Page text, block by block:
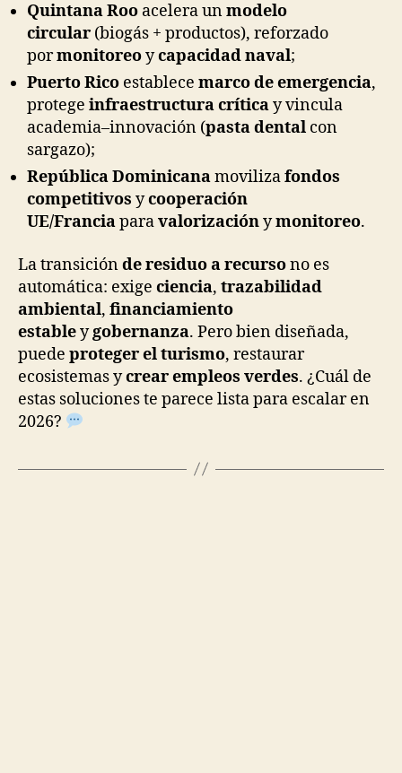
Quintana Roo acelera unmodelo
circular (biogás + productos), reforzado
pormonitoreoycapacidad naval;
Puerto Rico establece marco de emergencia,
protege infraestructura críticay vincula
academia–innovación (pasta dental con
sargazo);
República Dominicanamovilizafondos
competitivos ycooperación
UE/Franciaparavalorizaciónymonitoreo.
La transiciónde residuo a recursono es
automática: exige ciencia, trazabilidad
ambiental, financiamiento
estableygobernanza. Pero bien diseñada,
puede proteger el turismo, restaurar
ecosistemas ycrear empleos verdes. ¿Cuál de
estas soluciones te parece lista para escalar en
2026?